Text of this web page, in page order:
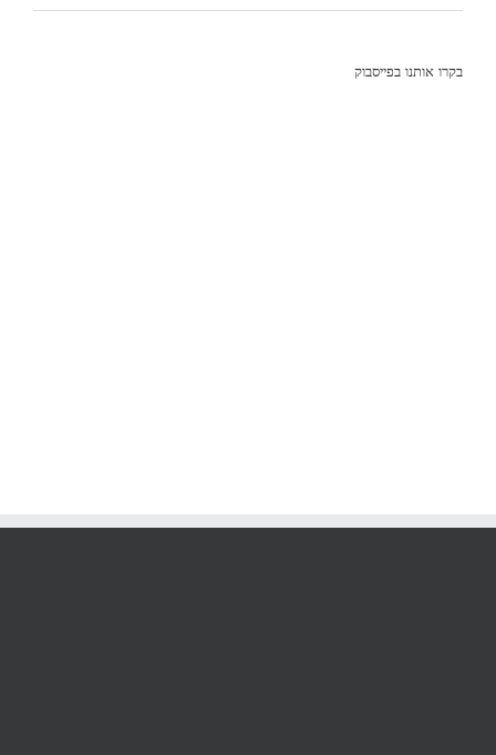
בקרו אותנו בפייסבוק